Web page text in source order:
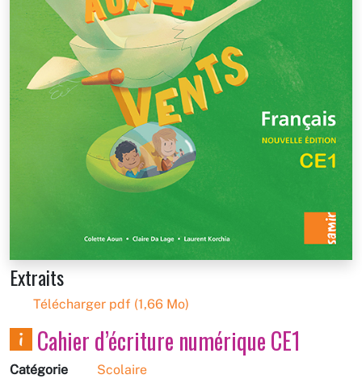
Extraits
Télécharger pdf (1,66 Mo)
Cahier d’écriture numérique CE1
Catégorie
Scolaire